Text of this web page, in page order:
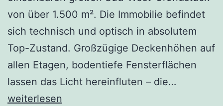
von über 1.500 m². Die Immobilie befindet
sich technisch und optisch in absolutem
Top-Zustand. Großzügige Deckenhöhen auf
allen Etagen, bodentiefe Fensterflächen
lassen das Licht hereinfluten – die…
weiterlesen